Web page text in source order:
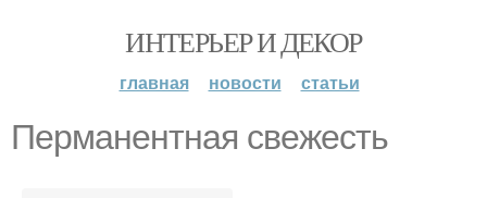
ИНТЕРЬЕР И ДЕКОР
главная новости статьи
Перманентная свежесть